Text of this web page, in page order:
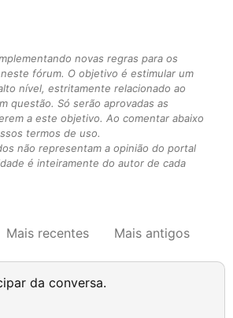
novas regras para os
fórum. O objetivo é estimular um
nível, estritamente relacionado ao
questão. Só serão aprovadas as
a este objetivo. Ao comentar abaixo
termos de uso.
não representam a opinião do portal
é inteiramente do autor de cada
Mais recentes Mais antigos
da conversa.